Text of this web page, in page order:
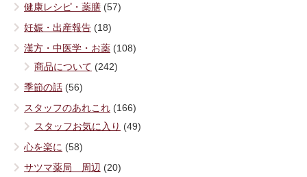
健康レシピ・薬膳 (57)
妊娠・出産報告 (18)
漢方・中医学・お薬 (108)
商品について (242)
季節の話 (56)
スタッフのあれこれ (166)
スタッフお気に入り (49)
心を楽に (58)
サツマ薬局 周辺 (20)